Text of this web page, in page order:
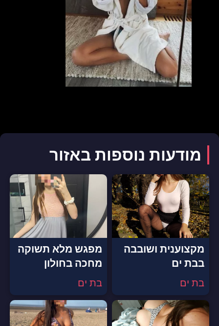
מודעות נוספות באזור
מקצוענית ושובבה
בבת ים
בת ים
מפגש מלא תשוקה
מחכה בחולון
בת ים